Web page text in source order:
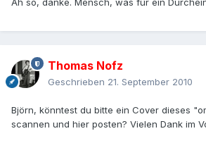
Thomas Nofz
Geschrieben 21. September 2010
Björn, könntest du bitte ein Cover dieses
scannen und hier posten? Vielen Dank im